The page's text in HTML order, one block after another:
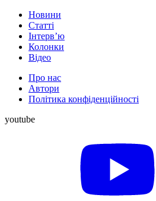
Новини
Статті
Інтерв’ю
Колонки
Відео
Про нас
Автори
Політика конфіденційності
youtube